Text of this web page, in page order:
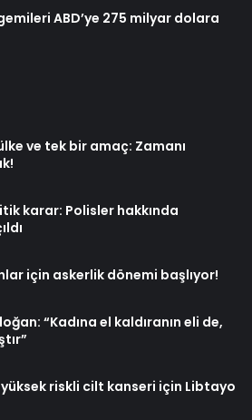
ABD’ye 275 milyar dolara
ve tek bir amaç: Zamanı
karar: Polisler hakkında
için askerlik dönemi başlıyor!
“Kadına el kaldıranın eli de,
yüksek riskli cilt kanseri için Libtayo